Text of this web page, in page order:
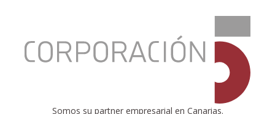
Somos su partner empresarial en Canarias.
de
Coyuntura